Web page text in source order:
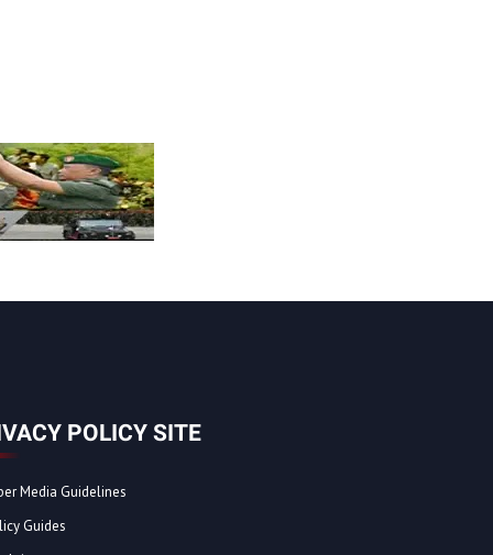
POLICY SITE
Media Guidelines
Guides